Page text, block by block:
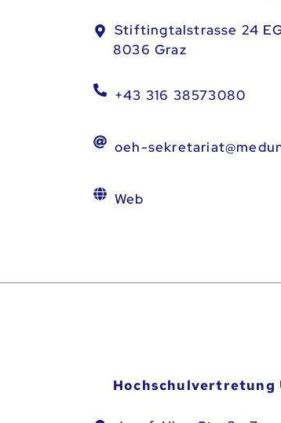
Stiftingtalstrasse 24
8036 Graz
+43 316 38573080
oeh-
Web
Hochschulvertretung